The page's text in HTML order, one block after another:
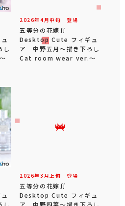
し
2026年4 月中旬 登場
五等分の花嫁∬
Desktop Cute フィギュ
ア 中野五月～描き下ろし
Cat room wear ver.～
2026年3 月 上旬 登場
五等分の花嫁∬
Desktop Cute フィギュ